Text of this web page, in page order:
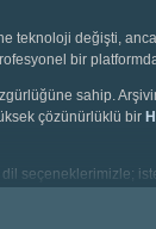
teknoloji değişti,
bir
sahip.
çözünürlüklü bir
dil seçeneklerimizle;